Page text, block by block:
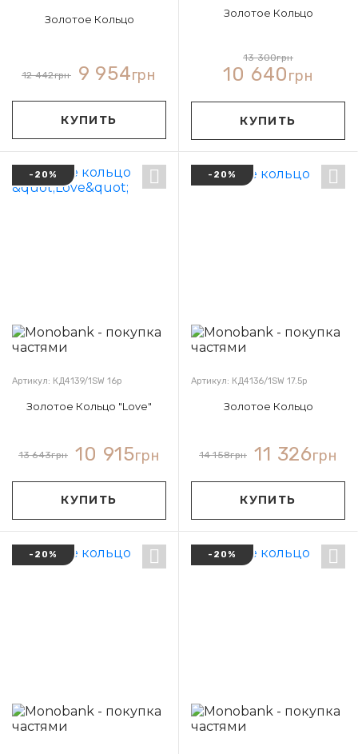
Золотое Кольцо
12 442грн 9 954грн
КУПИТЬ
Золотое Кольцо
13 300грн
10 640грн
КУПИТЬ
-20%
Артикул: КД4139/1SW 16р
Золотое Кольцо "Love"
13 643грн 10 915грн
КУПИТЬ
-20%
Артикул: КД4136/1SW 17.5р
Золотое Кольцо
14 158грн 11 326грн
КУПИТЬ
-20% -20%